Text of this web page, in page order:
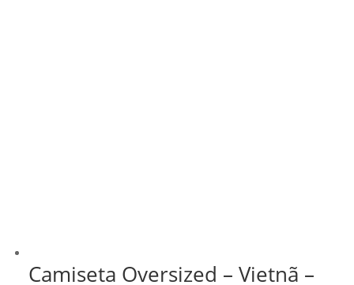
Camiseta Oversized – Vietnã –